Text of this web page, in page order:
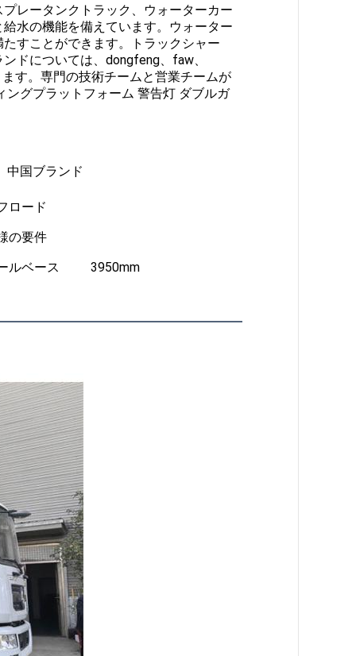
レータンクトラック、ウォーターカー
水の機能を備えています。ウォーター
すことができます。トラックシャー
ドについては、dongfeng、faw、
す。専門の技術チームと営業チームが
グプラットフォーム 警告灯 ダブルガ
中国ブランド
ロード
の要件
ルベース 3950mm